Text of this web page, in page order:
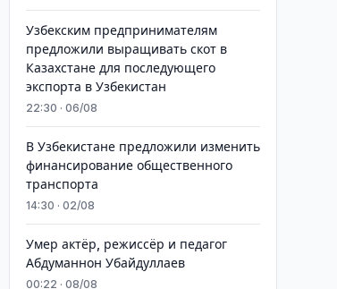
Узбекским предпринимателям
предложили выращивать скот в
Казахстане для последующего
экспорта в Узбекистан
22:30 · 06/08
В Узбекистане предложили изменить
финансирование общественного
транспорта
14:30 · 02/08
Умер актёр, режиссёр и педагог
Абдуманнон Убайдуллаев
00:22 · 08/08